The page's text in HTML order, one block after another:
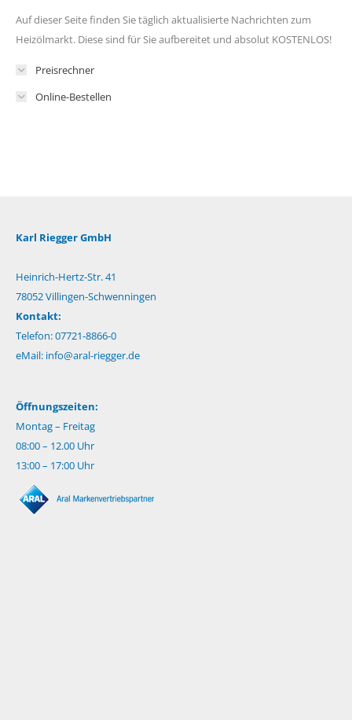
Auf dieser Seite finden Sie täglich aktualisierte Nachrichten zum
Heizölmarkt. Diese sind für Sie aufbereitet und absolut KOSTENLOS!
Preisrechner
Online-Bestellen
Karl Riegger GmbH
Heinrich-Hertz-Str. 41
78052 Villingen-Schwenningen
Kontakt:
Telefon: 07721-8866-0
eMail: info@aral-riegger.de
Öffnungszeiten:
Montag – Freitag
08:00 – 12.00 Uhr
13:00 – 17:00 Uhr